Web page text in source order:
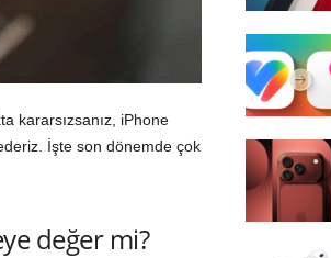
kararsızsanız, iPhone
İşte son dönemde çok
değer mi?